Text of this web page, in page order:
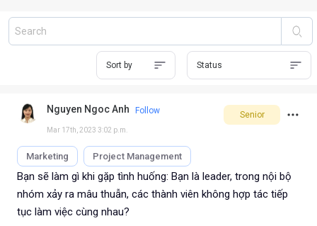
Sort by Status
Nguyen Ngoc Anh Follow
Mar 17th, 2023 3:02 p.m.
Senior
Marketing Project Management
Bạn sẽ làm gì khi gặp tình huống: Bạn là leader, trong nội bộ
nhóm xảy ra mâu thuẫn, các thành viên không hợp tác tiếp
tục làm việc cùng nhau?